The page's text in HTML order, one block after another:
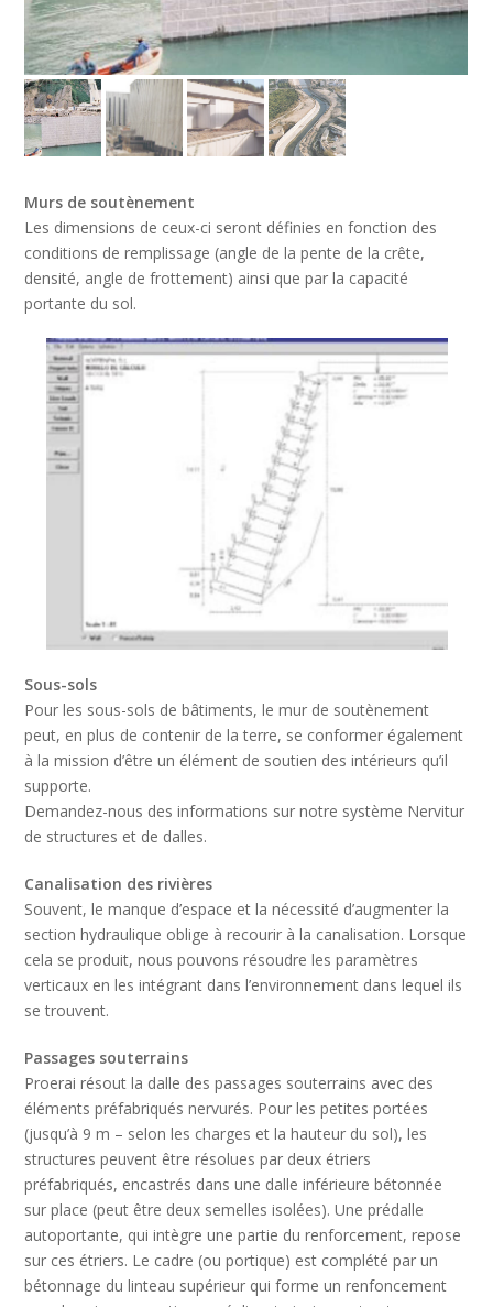
Murs de soutènement
Les dimensions de ceux-ci seront définies en fonction des
conditions de remplissage (angle de la pente de la crête,
densité, angle de frottement) ainsi que par la capacité
portante du sol.
Sous-sols
Pour les sous-sols de bâtiments, le mur de soutènement
peut, en plus de contenir de la terre, se conformer également
à la mission d’être un élément de soutien des intérieurs qu’il
supporte.
Demandez-nous des informations sur notre système Nervitur
de structures et de dalles.
Canalisation des rivières
Souvent, le manque d’espace et la nécessité d’augmenter la
section hydraulique oblige à recourir à la canalisation. Lorsque
cela se produit, nous pouvons résoudre les paramètres
verticaux en les intégrant dans l’environnement dans lequel ils
se trouvent.
Passages souterrains
Proerai résout la dalle des passages souterrains avec des
éléments préfabriqués nervurés. Pour les petites portées
(jusqu’à 9 m – selon les charges et la hauteur du sol), les
structures peuvent être résolues par deux étriers
préfabriqués, encastrés dans une dalle inférieure bétonnée
sur place (peut être deux semelles isolées). Une prédalle
autoportante, qui intègre une partie du renforcement, repose
sur ces étriers. Le cadre (ou portique) est complété par un
bétonnage du linteau supérieur qui forme un renfoncement